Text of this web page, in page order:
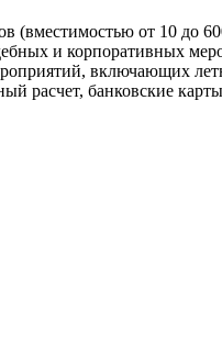
(вместимостью от 10 до
и корпоративных
включающих
расчет, банковские